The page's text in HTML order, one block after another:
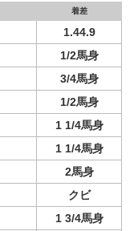
着差
1.44.9
1/2馬身
3/4馬身
1/2馬身
1 1/4馬身
1 1/4馬身
2馬身
クビ
1 3/4馬身